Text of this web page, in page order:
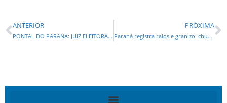
ANTERIOR
PONTAL DO PARANÁ: JUIZ ELEITORAL ACOMPANHA MINISTÉRIO PÚBLICO E PEDE A CASSAÇÃO DE RUDÃO GIMENEZ, PATRÍCIA E EZEQUIEL
PRÓXIMA
Paraná registra raios e granizo: chuva diminui na sexta, mas ganha força no fim de semana